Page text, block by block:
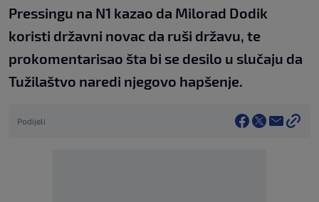
Pressingu na N1 kazao da Milorad Dodik
koristi državni novac da ruši državu, te
prokomentarisao šta bi se desilo u slučaju da
Tužilaštvo naredi njegovo hapšenje.
Podijeli